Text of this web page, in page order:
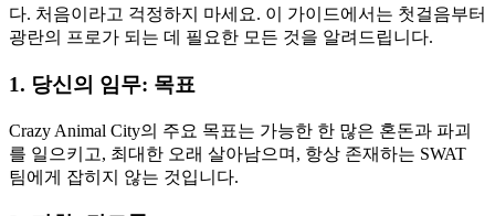
다. 처음이라고 걱정하지 마세요. 이 가이드에서는 첫걸음부터
광란의 프로가 되는 데 필요한 모든 것을 알려드립니다.
1. 당신의 임무: 목표
Crazy Animal City의 주요 목표는 가능한 한 많은 혼돈과 파괴
를 일으키고, 최대한 오래 살아남으며, 항상 존재하는 SWAT
팀에게 잡히지 않는 것입니다.